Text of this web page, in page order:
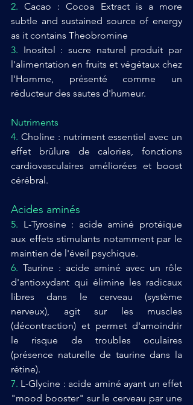
2. Cacao : Cocoa Extract is a more
subtle and sustained source of energy
as it contains Theobromine
3. Inositol : sucre naturel produit par
l'alimentation en fruits et végétaux chez
l'Homme, présenté comme un
réducteur des sautes d'humeur.
Nutriments
4. Choline : nutriment essentiel avec un
effet brûlure de calories, fonctions
cardiovasculaires améliorées et boost
cérébral.
Acides aminés
5. L-Tyrosine : acide aminé protéique
aux effets stimulants notamment par le
maintien de l'éveil psychique.
6. Taurine : acide aminé avec un rôle
d'antioxydant qui élimine les radicaux
libres dans le cerveau (système
nerveux), agit sur les muscles
(décontraction) et permet d'amoindrir
le risque de troubles oculaires
(présence naturelle de taurine dans la
rétine).
7. L-Glycine : acide aminé ayant un effet
"mood booster" sur le cerveau par une